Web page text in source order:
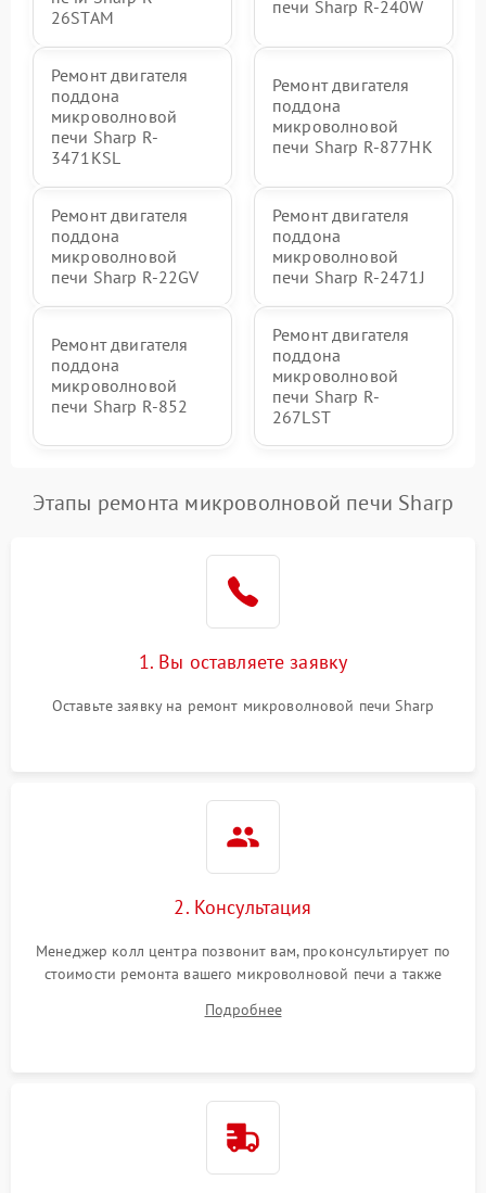
26STAM
печи Sharp R-240W
Ремонт двигателя
поддона
микроволновой
печи Sharp R-
3471KSL
Ремонт двигателя
поддона
микроволновой
печи Sharp R-877HK
Ремонт двигателя
поддона
микроволновой
печи Sharp R-22GV
Ремонт двигателя
поддона
микроволновой
печи Sharp R-2471J
Ремонт двигателя
поддона
микроволновой
печи Sharp R-852
Ремонт двигателя
поддона
микроволновой
печи Sharp R-
267LST
Этапы ремонта микроволновой печи Sharp
1. Вы оставляете заявку
Оставьте заявку на ремонт микроволновой печи Sharp
2. Консультация
Менеджер колл центра позвонит вам, проконсультирует по
стоимости ремонта вашего микроволновой печи а также
Подробнее